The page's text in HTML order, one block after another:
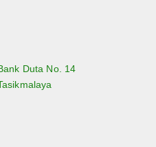
Duta No. 14